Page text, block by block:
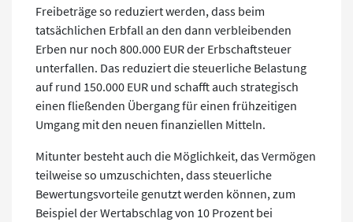
Freibeträge so reduziert werden, dass beim
tatsächlichen Erbfall an den dann verbleibenden
Erben nur noch 800.000 EUR der Erbschaftsteuer
unterfallen. Das reduziert die steuerliche Belastung
auf rund 150.000 EUR und schafft auch strategisch
einen fließenden Übergang für einen frühzeitigen
Umgang mit den neuen finanziellen Mitteln.
Mitunter besteht auch die Möglichkeit, das Vermögen
teilweise so umzuschichten, dass steuerliche
Bewertungsvorteile genutzt werden können, zum
Beispiel der Wertabschlag von 10 Prozent bei